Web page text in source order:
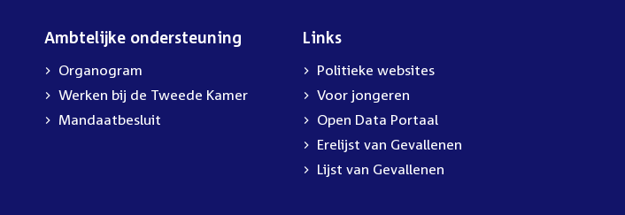
Ambtelijke ondersteuning
Organogram
Werken bij de Tweede Kamer
Mandaatbesluit
Links
Politieke websites
Voor jongeren
Open Data Portaal
Erelijst van Gevallenen
Lijst van Gevallenen